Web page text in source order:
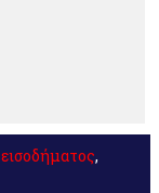
εισοδήματος,